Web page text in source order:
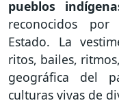
pueblos
reconocidos
Estado. La
ritos, bailes,
geográfica del
culturas vivas de